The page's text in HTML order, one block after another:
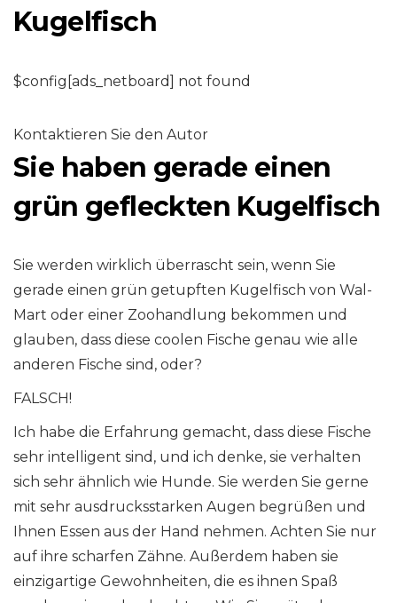
Kugelfisch
$config[ads_netboard] not found
Kontaktieren Sie den Autor
Sie haben gerade einen
grün gefleckten Kugelfisch
Sie werden wirklich überrascht sein, wenn Sie
gerade einen grün getupften Kugelfisch von Wal-
Mart oder einer Zoohandlung bekommen und
glauben, dass diese coolen Fische genau wie alle
anderen Fische sind, oder?
FALSCH!
Ich habe die Erfahrung gemacht, dass diese Fische
sehr intelligent sind, und ich denke, sie verhalten
sich sehr ähnlich wie Hunde. Sie werden Sie gerne
mit sehr ausdrucksstarken Augen begrüßen und
Ihnen Essen aus der Hand nehmen. Achten Sie nur
auf ihre scharfen Zähne. Außerdem haben sie
einzigartige Gewohnheiten, die es ihnen Spaß